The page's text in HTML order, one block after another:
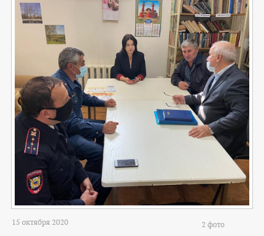
СЛУЖБА ПО КОНТРАКТУ
15 октября 2020 2 фото